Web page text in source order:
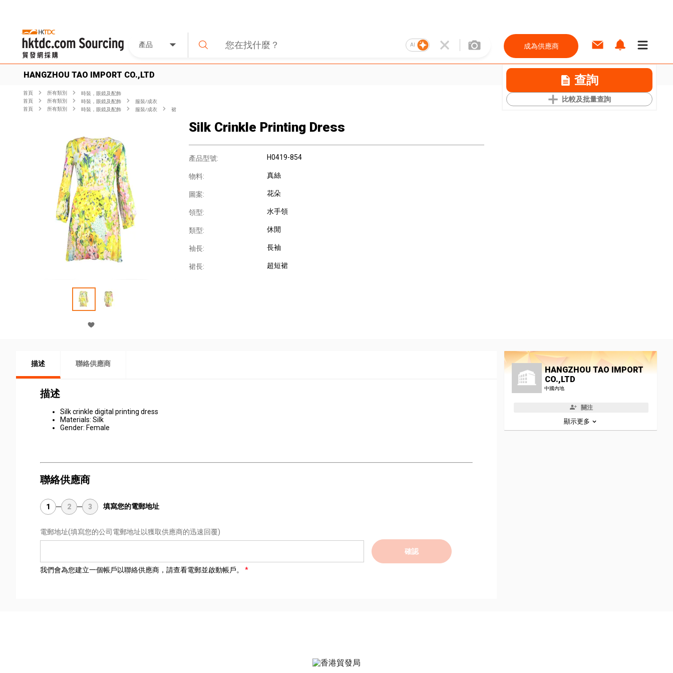
產品 AI 成為供應商
HANGZHOU TAO IMPORT CO.,LTD 查詢
比較及批量查詢
首頁 所有類別
時裝，眼鏡及配飾
首頁
所有類別 時裝，眼鏡及配飾
服裝/成衣
首頁
所有類別 時裝，眼鏡及配飾 服裝/成衣 裙
Silk Crinkle Printing Dress
產品型號: H0419-854
物料: 真絲
圖案: 花朵
領型: 水手領
類型: 休閒
袖長: 長袖
裙長: 超短裙
描述 聯絡供應商
描述
Silk crinkle digital printing dress
Materials: Silk
Gender: Female
聯絡供應商
1 2 3 填寫您的電郵地址
電郵地址(填寫您的公司電郵地址以獲取供應商的迅速回覆)
確認
我們會為您建立一個帳戶以聯絡供應商，請查看電郵並啟動帳戶。
HANGZHOU TAO IMPORT
CO.,LTD
中國內地
關注
顯示更多